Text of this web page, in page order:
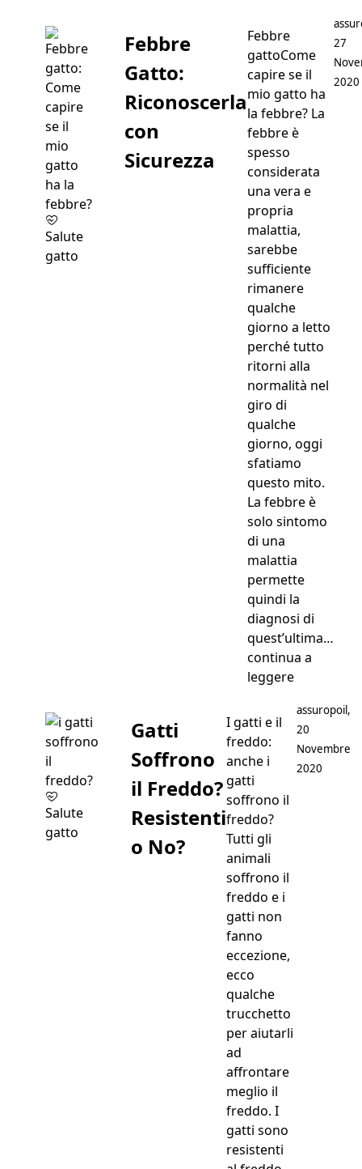
Salute
gatto
Febbre
Gatto:
Riconoscerla
con
Sicurezza
Febbre
gattoCome
capire se il
mio gatto ha
la febbre? La
febbre è
spesso
considerata
una vera e
propria
malattia,
sarebbe
sufficiente
rimanere
qualche
giorno a letto
perché tutto
ritorni alla
normalità nel
giro di
qualche
giorno, oggi
sfatiamo
questo mito.
La febbre è
solo sintomo
di una
malattia
permette
quindi la
diagnosi di
quest’ultima…
continua a
leggere“Febbre
27
2020
Salute
gatto
Gatti
Soffrono
il Freddo?
Resistenti
o No?
I gatti e il
freddo:
anche i
gatti
soffrono il
freddo?
Tutti gli
animali
soffrono il
freddo e i
gatti non
fanno
eccezione,
ecco
qualche
trucchetto
per aiutarli
ad
affrontare
meglio il
freddo. I
gatti sono
resistenti
Postato da
assuropoil,
20
Novembre
2020